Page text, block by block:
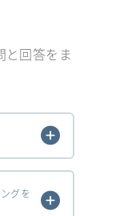
と回答をま
グを